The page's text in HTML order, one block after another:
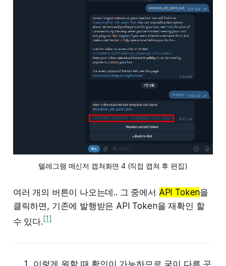
텔레그램 메신저 캡쳐화면 4 (직접 캡쳐 후 편집)
여러 개의 버튼이 나오는데.. 그 중에서 API Token을
클릭하면, 기존에 발행받은 API Token을 재확인 할
수 있다.[1]